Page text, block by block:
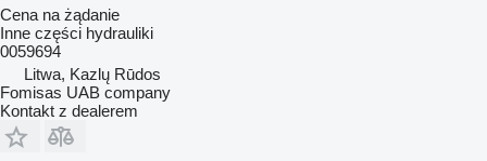
Cena na żądanie
Inne części hydrauliki
0059694
Litwa, Kazlų Rūdos
Fomisas UAB company
Kontakt z dealerem